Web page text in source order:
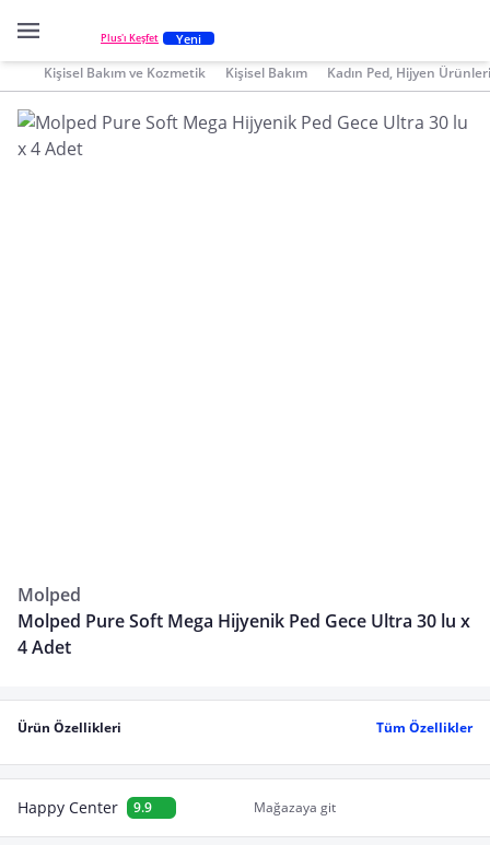
Plus'ı Keşfet Yeni
Kişisel Bakım ve Kozmetik Kişisel Bakım Kadın Ped, Hijyen
Molped
Molped Pure Soft Mega Hijyenik Ped Gece Ultra 30 lu x
4 Adet
Ürün Özellikleri Tüm Özellikler
Happy Center 9.9 Mağazaya git